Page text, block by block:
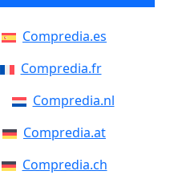
Compredia.es
Compredia.fr
Compredia.nl
Compredia.at
Compredia.ch